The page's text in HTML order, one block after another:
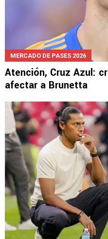
MERCADO DE PASES 2026
Atención, Cruz Azul:
afectar a Brunetta